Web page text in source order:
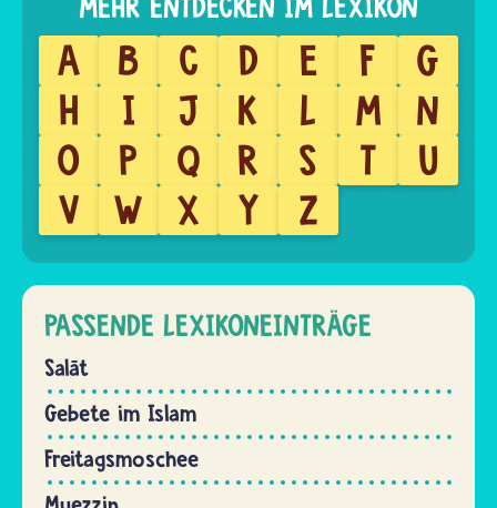
A B C D E F
G
H
I J K L M
N
O
P Q R S T
U
V
W X Y Z
PASSENDE LEXIKONEINTRÄGE
Salāt
Gebete im Islam
Freitagsmoschee